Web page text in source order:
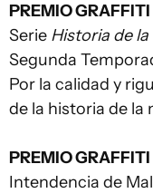
PREMIO
Serie Historia de
Segunda
Por la calidad y
de la historia de la
PREMIO
Intendencia de